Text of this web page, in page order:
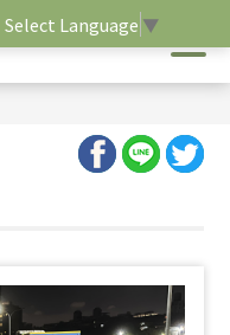
Select Language ▼